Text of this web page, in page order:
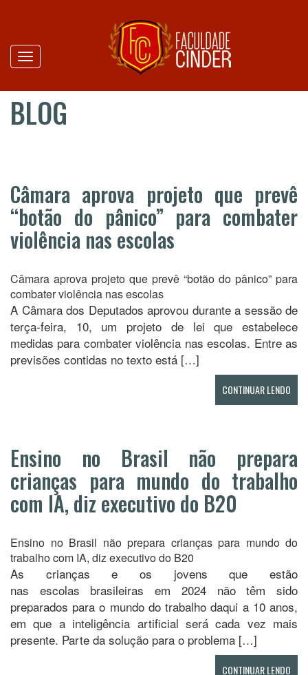
Toggle
navigation
BLOG
Câmara aprova projeto que prevê
“botão do pânico” para combater
violência nas escolas
Câmara aprova projeto que prevê “botão do pânico” para
combater violência nas escolas
A Câmara dos Deputados aprovou durante a sessão de
terça-feira, 10, um projeto de lei que estabelece
medidas para combater violência nas escolas. Entre as
previsões contidas no texto está […]
CONTINUAR LENDO
Ensino no Brasil não prepara
crianças para mundo do trabalho
com IA, diz executivo do B20
Ensino no Brasil não prepara crianças para mundo do
trabalho com IA, diz executivo do B20
As crianças e os jovens que estão
nas escolas brasileiras em 2024 não têm sido
preparados para o mundo do trabalho daqui a 10 anos,
em que a inteligência artificial será cada vez mais
presente. Parte da solução para o problema […]
CONTINUAR LENDO